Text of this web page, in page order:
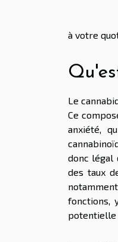
à votre
Le
Ce
anxiété,
donc légal
des taux
fonctions,
potentielle